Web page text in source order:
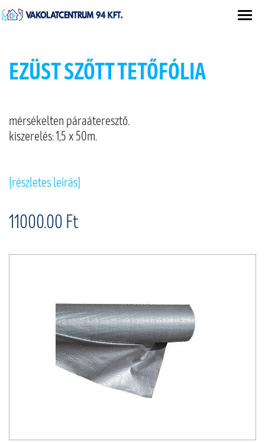
EZÜST SZŐTT TETŐFÓLIA
mérsékelten páraáteresztő.
kiszerelés: 1,5 x 50m.
[részletes leírás]
11000.00 Ft